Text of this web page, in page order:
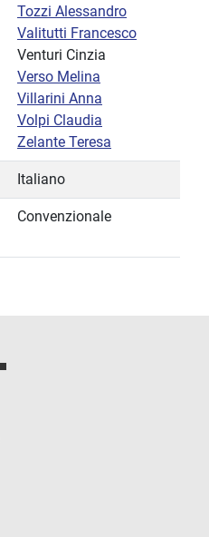
Tozzi Alessandro
Valitutti Francesco
Venturi Cinzia
Verso Melina
Villarini Anna
Volpi Claudia
Zelante Teresa
Italiano
Convenzionale